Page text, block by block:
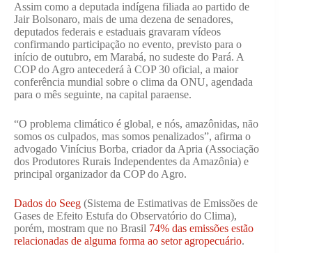
Assim como a deputada indígena filiada ao partido de
Jair Bolsonaro, mais de uma dezena de senadores,
deputados federais e estaduais gravaram vídeos
confirmando participação no evento, previsto para o
início de outubro, em Marabá, no sudeste do Pará. A
COP do Agro antecederá à COP 30 oficial, a maior
conferência mundial sobre o clima da ONU, agendada
para o mês seguinte, na capital paraense.
“O problema climático é global, e nós, amazônidas, não
somos os culpados, mas somos penalizados”, afirma o
advogado Vinícius Borba, criador da Apria (Associação
dos Produtores Rurais Independentes da Amazônia) e
principal organizador da COP do Agro.
Dados do Seeg (Sistema de Estimativas de Emissões de
Gases de Efeito Estufa do Observatório do Clima),
porém, mostram que no Brasil 74% das emissões estão
relacionadas de alguma forma ao setor agropecuário.